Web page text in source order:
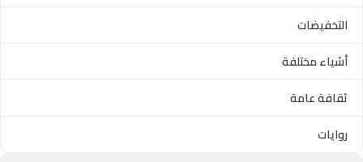
التخفيضات
أشياء مختلفة
ثقافة عامة
روايات